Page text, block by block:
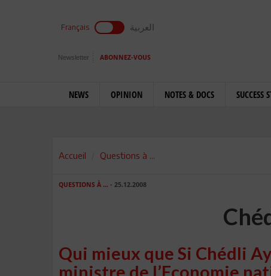
Français العربية
Newsletter ABONNEZ-VOUS
NEWS OPINION NOTES & DOCS SUCCESS
Accueil Questions à ...
QUESTIONS À ... - 25.12.2008
Qui mieux que Si Chédli
ministre de l’Economie